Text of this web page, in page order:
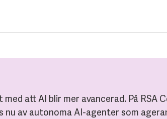
att AI blir mer avancerad. På RSA
av autonoma AI-agenter som